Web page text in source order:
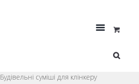
Будівельні суміші для клінкеру